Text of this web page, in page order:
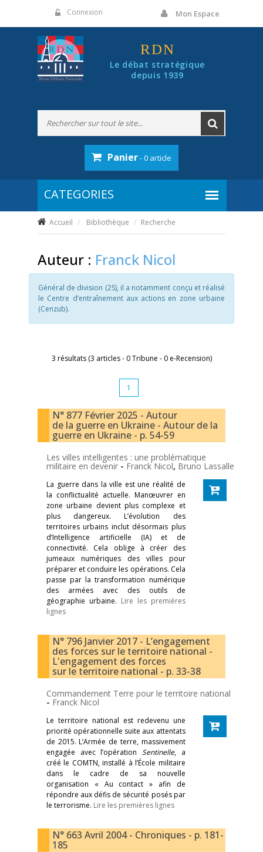
Connexion Mon Espace
RDN
Le débat stratégique
depuis 1939
Panier- 0 article
Accueil Bibliothèque Recherche
Auteur : Franck Nicol
Général de division (2S), il a notamment conçu et réalisé
le Centre d’entraînement aux actions en zone urbaine
(Cenzub).
3 résultats (3 articles - 0 Tribune - 0 e-Recension)
1
N° 877 Février 2025 - Autour
de la guerre en Ukraine - Autour de la
guerre en Ukraine - p. 54-59
Les villes intelligentes : une problématique
militaire en devenir - Franck Nicol, Bruno Lassalle
La guerre dans la ville est une réalité de
la conflictualité actuelle. Manœuvrer en
zone urbaine devient plus complexe et
plus dangereux. L’évolution des
territoires urbains inclut désormais plus
d’Intelligence artificielle (IA) et de
connectivité. Cela oblige à créer des
jumeaux numériques des villes pour
préparer et conduire les opérations. Cela
passe par la transformation numérique
des armées avec des outils de
géographie urbaine. Lire les premières
lignes
N° 796 Janvier 2017 - L’engagement
des forces sur le territoire national -
L'engagement des forces
sur le territoire national - p. 33-38
Commandement Terre pour le territoire national
- Franck Nicol
Le territoire national est redevenu une
priorité opérationnelle suite aux attentats
de 2015. L’Armée de terre, massivement
engagée avec l’opération Sentinelle, a
créé le COMTN, installé à l’École militaire
dans le cadre de sa nouvelle
organisation « Au contact » afin de
répondre aux défis de sécurité posés par
le terrorisme. Lire les premières lignes
N° 663 Avril 2004 - Chroniques - p. 181-
185